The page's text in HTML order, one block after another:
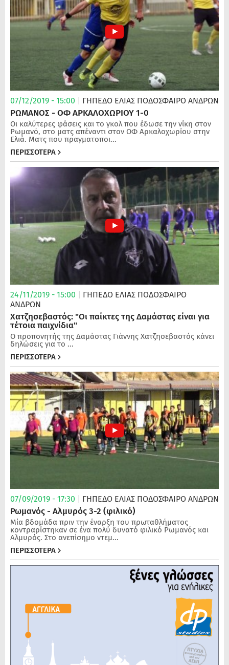
07/12/2019 - 15:00 ΓΗΠΕΔΟ ΕΛΙΑΣ ΠΟΔΌΣΦΑΙΡΟ ΑΝΔΡΏΝ
ΡΩΜΑΝΟΣ - ΟΦ ΑΡΚΑΛΟΧΩΡΙΟΥ 1-0
Οι καλύτερες φάσεις και το γκολ που έδωσε την νίκη στον
Ρωμανό, στο ματς απέναντι στον ΟΦ Αρκαλοχωρίου στην
Ελιά. Ματς που πραγματοποι...
ΠΕΡΙΣΣΟΤΕΡΑ
24/11/2019 - 15:00 ΓΗΠΕΔΟ ΕΛΙΑΣ ΠΟΔΌΣΦΑΙΡΟ
ΑΝΔΡΏΝ
Χατζησεβαστός: "Οι παίκτες της Δαμάστας είναι για
τέτοια παιχνίδια"
Ο προπονητής της Δαμάστας Γιάννης Χατζησεβαστός κάνει
δηλώσεις για το ...
ΠΕΡΙΣΣΟΤΕΡΑ
07/09/2019 - 17:30 ΓΗΠΕΔΟ ΕΛΙΑΣ ΠΟΔΌΣΦΑΙΡΟ ΑΝΔΡΏΝ
Ρωμανός - Αλμυρός 3-2 (φιλικό)
Μία βδομάδα πριν την έναρξη του πρωταθλήματος
κοντραρίστηκαν σε ένα πολύ δυνατό φιλικό Ρωμανός και
Αλμυρός. Στο ανεπίσημο ντεμ...
ΠΕΡΙΣΣΟΤΕΡΑ